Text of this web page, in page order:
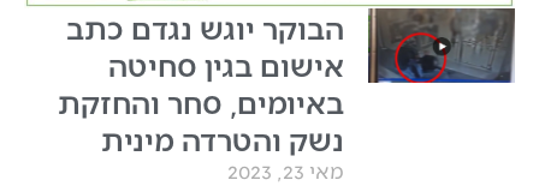
הבוקר יוגש נגדם כתב
אישום בגין סחיטה
באיומים, סחר והחזקת
נשק והטרדה מינית
מאי 23, 2023